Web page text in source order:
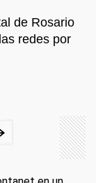
de Rosario
redes por